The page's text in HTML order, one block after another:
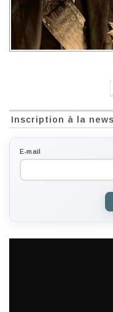
Inscription à la
E-mail